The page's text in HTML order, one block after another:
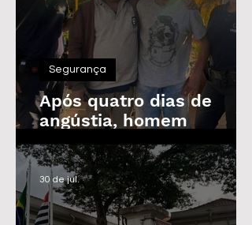
Após quatro dias de
angústia, homem
desaparecido é
encontrado em Araras
Segurança
30 de jul.